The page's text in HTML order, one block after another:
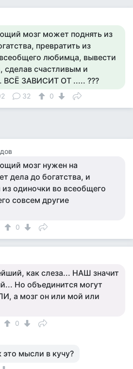
мозг может поднять из
превратить из
любимца, вывести
сделав счастливым и
ВСЁ ЗАВИСИТ ОТ ..... ???
32 0
мозг нужен на
дела до богатства, и
одиночки во всеобщего
совсем другие
0
как слеза... НАШ значит
Но объединится могут
а мозг он или мой или
0
это мысли в кучу?